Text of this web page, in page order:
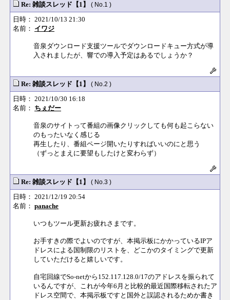
Re: 雑談スレッド【1】 ( No.1 )
日時： 2021/10/13 21:30
名前： イワジ
音泉ダウンロード支援ツールでダウンロードキュー方式が導
入されましたが、響での導入予定はあるでしょうか？
Re: 雑談スレッド【1】 ( No.2 )
日時： 2021/10/30 16:18
名前： ちぇだー
音泉のサイトって番組の画像クリックしても何も起こらない
のもったいなく感じる
再生したり、番組ページ開いたりすればいいのにと思う
（ずっとまえに要望もしたけと変わらず）
Re: 雑談スレッド【1】 ( No.3 )
日時： 2021/12/19 20:54
名前： panache
いつもツール更新お疲れさまです。
お手すきの際でよいのですが、本掲示板にかかっているIPア
ドレスによる国制限のリストを、どこかのタイミングで更新
していただけると嬉しいです。
自宅回線でSo-netから152.117.128.0/17のアドレスを振られて
いるんですが、これが今年6月と比較的最近国際移転されたア
ドレス空間で、本掲示板ですと国外と誤認されるためか書き